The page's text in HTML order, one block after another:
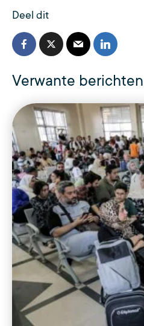
Deel dit
Verwante berichten